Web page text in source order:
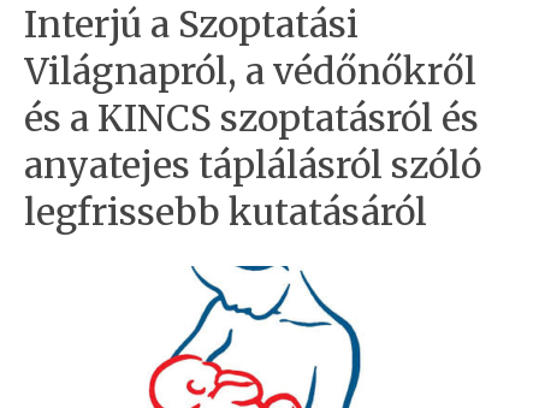
Interjú a Szoptatási
Világnapról, a védőnőkről
és a KINCS szoptatásról és
anyatejes táplálásról szóló
legfrissebb kutatásáról